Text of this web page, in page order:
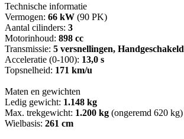
Technische informatie
Vermogen: 66 kW (90 PK)
Aantal cilinders: 3
Motorinhoud: 898 cc
Transmissie: 5 versnellingen, Handgeschakeld
Acceleratie (0-100): 13,0 s
Topsnelheid: 171 km/u
Maten en gewichten
Ledig gewicht: 1.148 kg
Max. trekgewicht: 1.200 kg (ongeremd 620 kg)
Wielbasis: 261 cm